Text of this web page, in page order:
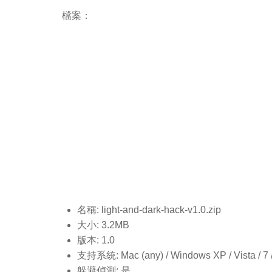
檔案：
名稱: light-and-dark-hack-v1.0.zip
大小: 3.2MB
版本: 1.0
支持系統: Mac (any) / Windows XP / Vista / 7